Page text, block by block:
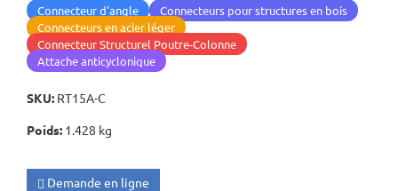
Connecteur d'angle
Connecteurs pour structures en bois
Connecteurs en acier léger
Connecteur Structurel Poutre-Colonne
Attache anticyclonique
SKU: RT15A-C
Poids: 1.428 kg
Demande en ligne